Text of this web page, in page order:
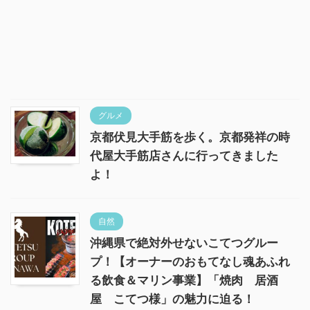
グルメ
京都伏見大手筋を歩く。京都発祥の時
代屋大手筋店さんに行ってきました
よ！
自然
沖縄県で絶対外せないこてつグルー
プ！【オーナーのおもてなし魂あふれ
る飲食＆マリン事業】「焼肉 居酒
屋 こてつ様」の魅力に迫る！